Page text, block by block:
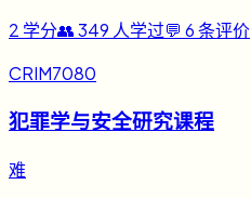
2 学分👥349 人学过💬 6条评价
CRIM7080
犯罪学与安全研究课程
难